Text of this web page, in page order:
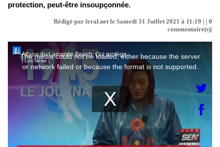
protection, peut-être insoupçonnée.
Rédigé par leral.net le Samedi 31 Juillet 2021 à 11:19 | | 0
commentaire(s)|